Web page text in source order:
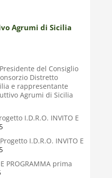
Agrumi di Sicilia
del Consiglio
Distretto
e rappresentante
Agrumi di Sicilia
I.D.R.O. INVITO E
I.D.R.O. INVITO E
PROGRAMMA prima